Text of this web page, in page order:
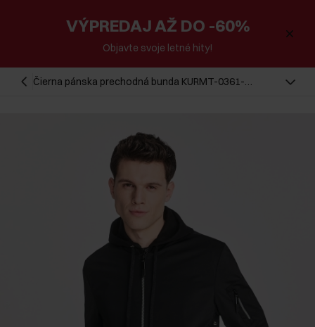
VÝPREDAJ AŽ DO -60%
Objavte svoje letné hity!
Čierna pánska prechodná bunda KURMT-0361-